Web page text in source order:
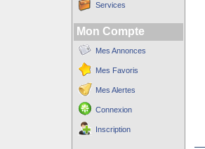
Services
Mon Compte
Mes Annonces
Mes Favoris
Mes Alertes
Connexion
Inscription